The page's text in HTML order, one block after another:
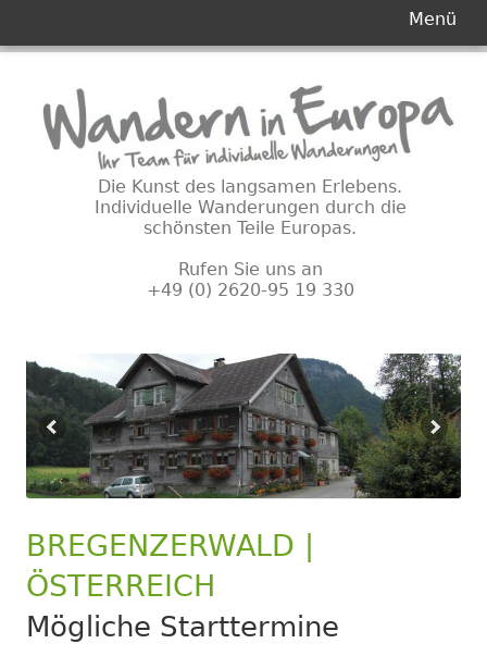
Inhalt
Die Kunst des langsamen Erlebens.
Individuelle Wanderungen durch die
schönsten Teile Europas.
Rufen Sie uns an
+49 (0) 2620-95 19 330
Menü
BREGENZERWALD |
ÖSTERREICH
Mögliche Starttermine